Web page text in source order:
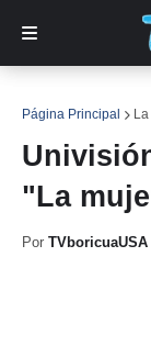
Página Principal
"La
Por TVboricuaUSA